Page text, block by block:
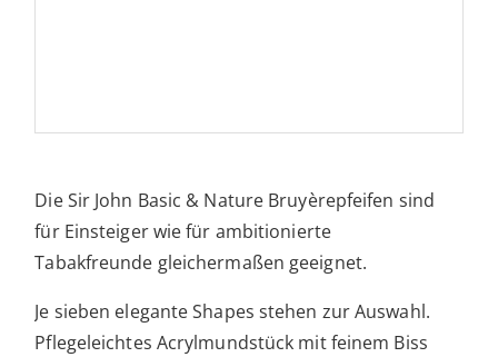
Die Sir John Basic & Nature Bruyèrepfeifen sind
für Einsteiger wie für ambitionierte
Tabakfreunde gleichermaßen geeignet.
Je sieben elegante Shapes stehen zur Auswahl.
Pflegeleichtes Acrylmundstück mit feinem Biss